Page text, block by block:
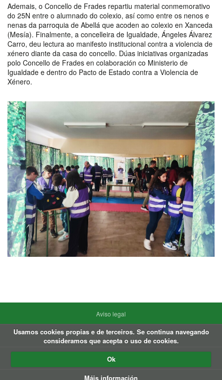
Ademais, o Concello de Frades repartiu material conmemorativo
do 25N entre o alumnado do colexio, así como entre os nenos e
nenas da parroquia de Abellá que acoden ao colexio en Xanceda
(Mesía). Finalmente, a concelleira de Igualdade, Ángeles Álvarez
Carro, deu lectura ao manifesto institucional contra a violencia de
xénero diante da casa do concello. Dúas iniciativas organizadas
polo Concello de Frades en colaboración co Ministerio de
Igualdade e dentro do Pacto de Estado contra a Violencia de
Xénero.
Aviso legal
Política de privacidade
Política de Cookies
Usamos cookies propias e de terceiros. Se continua navegando
consideramos que acepta o uso de cookies.
Ok
Máis información